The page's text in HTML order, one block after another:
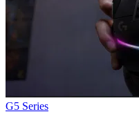
G5 Series